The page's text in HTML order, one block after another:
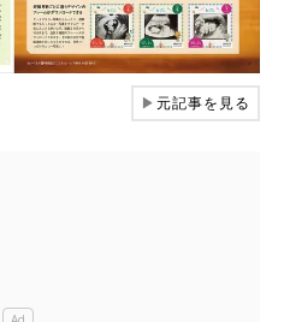
▶元記事を見る